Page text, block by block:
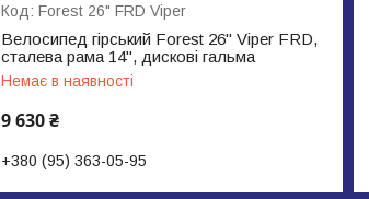
Forest 26" FRD Viper
Велосипед гірський Forest 26" Viper FRD,
сталева рама 14", дискові гальма
Немає в наявності
9 630 ₴
+380 (95) 363-05-95